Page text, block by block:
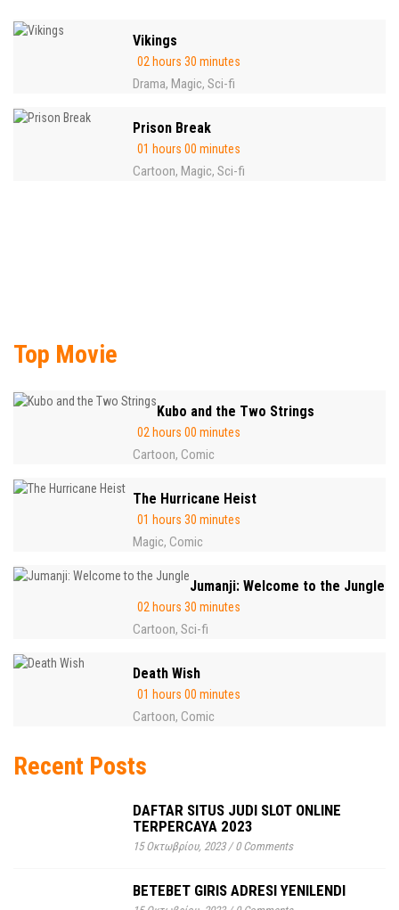
Vikings
02 hours 30 minutes
Drama, Magic, Sci-fi
Prison Break
01 hours 00 minutes
Cartoon, Magic, Sci-fi
Top Movie
Kubo and the Two Strings
02 hours 00 minutes
Cartoon, Comic
The Hurricane Heist
01 hours 30 minutes
Magic, Comic
Jumanji: Welcome to the Jungle
02 hours 30 minutes
Cartoon, Sci-fi
Death Wish
01 hours 00 minutes
Cartoon, Comic
Recent Posts
DAFTAR SITUS JUDI SLOT ONLINE
TERPERCAYA 2023
15 Οκτωβρίου, 2023/0 Comments
BETEBET GIRIS ADRESI YENILENDI